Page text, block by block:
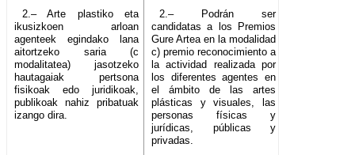
2.– Arte plastiko eta
ikusizkoen arloan
agenteek egindako lana
aitortzeko saria (c
modalitatea) jasotzeko
hautagaiak pertsona
fisikoak edo juridikoak,
publikoak nahiz pribatuak
izango dira.
2.– Podrán ser
candidatas a los Premios
Gure Artea en la modalidad
c) premio reconocimiento a
la actividad realizada por
los diferentes agentes en
el ámbito de las artes
plásticas y visuales, las
personas físicas y
jurídicas, públicas y
privadas.